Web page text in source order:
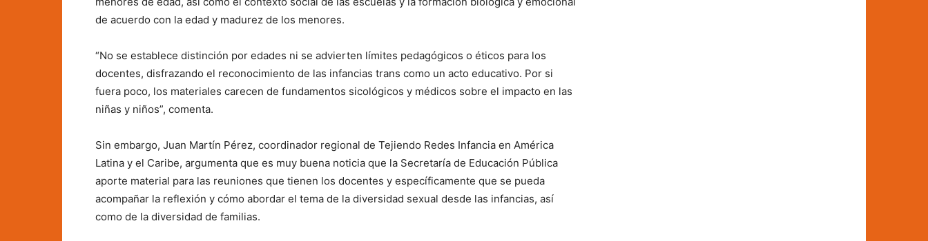
de acuerdo con la edad y madurez de los menores.
“No se establece distinción por edades ni se advierten límites pedagógicos o éticos para los
docentes, disfrazando el reconocimiento de las infancias trans como un acto educativo. Por si
fuera poco, los materiales carecen de fundamentos sicológicos y médicos sobre el impacto en las
niñas y niños”, comenta.
Sin embargo, Juan Martín Pérez, coordinador regional de Tejiendo Redes Infancia en América
Latina y el Caribe, argumenta que es muy buena noticia que la Secretaría de Educación Pública
aporte material para las reuniones que tienen los docentes y específicamente que se pueda
acompañar la reflexión y cómo abordar el tema de la diversidad sexual desde las infancias, así
como de la diversidad de familias.